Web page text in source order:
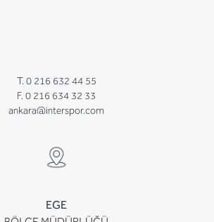
T. 0 216 632 44 55
F. 0 216 634 32 33
ankara@interspor.com
EGE